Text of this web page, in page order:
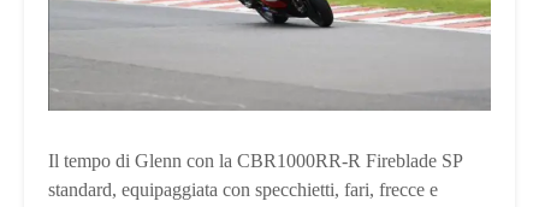
Il tempo di Glenn con la CBR1000RR-R Fireblade SP
standard, equipaggiata con specchietti, fari, frecce e